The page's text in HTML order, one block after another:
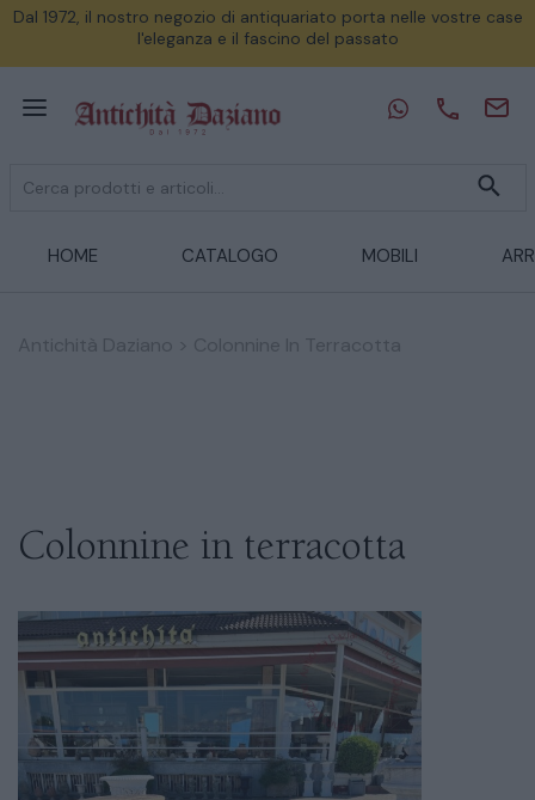
Dal 1972, il nostro negozio di antiquariato porta nelle vostre case
l'eleganza e il fascino del passato
HOME CATALOGO MOBILI
Antichità Daziano Colonnine In Terracotta
Colonnine in terracotta